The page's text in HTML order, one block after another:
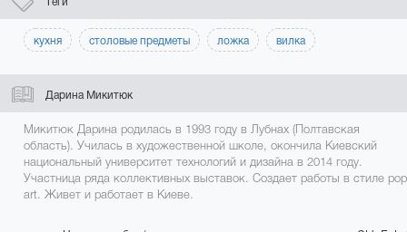
кухня столовые предметы ложка вилка
Дарина Микитюк
Микитюк Дарина родилась в 1993 году в Лубнах (Полтавская
область). Училась в художественной школе, окончила Киевский
национальный университет технологий и дизайна в 2014 году.
Участница ряда коллективных выставок. Создает работы в стиле pop
art. Живет и работает в Киеве.